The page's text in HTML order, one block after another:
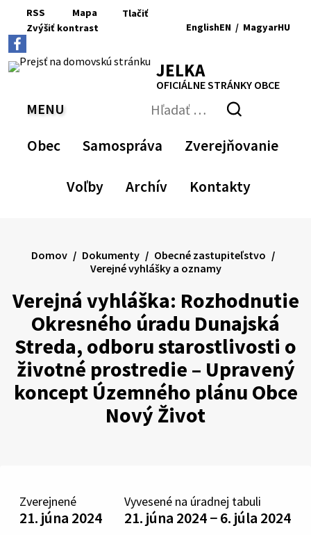
Preskočiť
obsah
RSS
RSS
Mapa
Mapa
Tlačiť
Zvýšiť kontrast
kontrast
veľkosťpôvodnú
veľkosť
písma
veľkosť
písma
EnglishEN
English
/ MagyarHU
Magyar
JELKA
OFICIÁLNE STRÁNKY OBCE
PREPNÚŤ
MENU
Obec Samospráva Zverejňovanie
Voľby Archív Kontakty
Hľadať:
Odoslať
formulár
Verejná vyhláška: Rozhodnutie
Okresného úradu Dunajská
Streda, odboru starostlivosti o
životné prostredie – Upravený
koncept Územného plánu Obce
Nový Život
Domov Dokumenty
Obecné zastupiteľstvo
Verejné vyhlášky a oznamy
Zverejnené
21. júna 2024
Vyvesené na úradnej tabuli
21. júna 2024 − 6. júla 2024